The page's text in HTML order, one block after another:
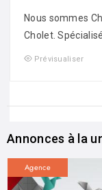
Nous sommes
Cholet.
Prévisualiser
Annonces à la
Agence